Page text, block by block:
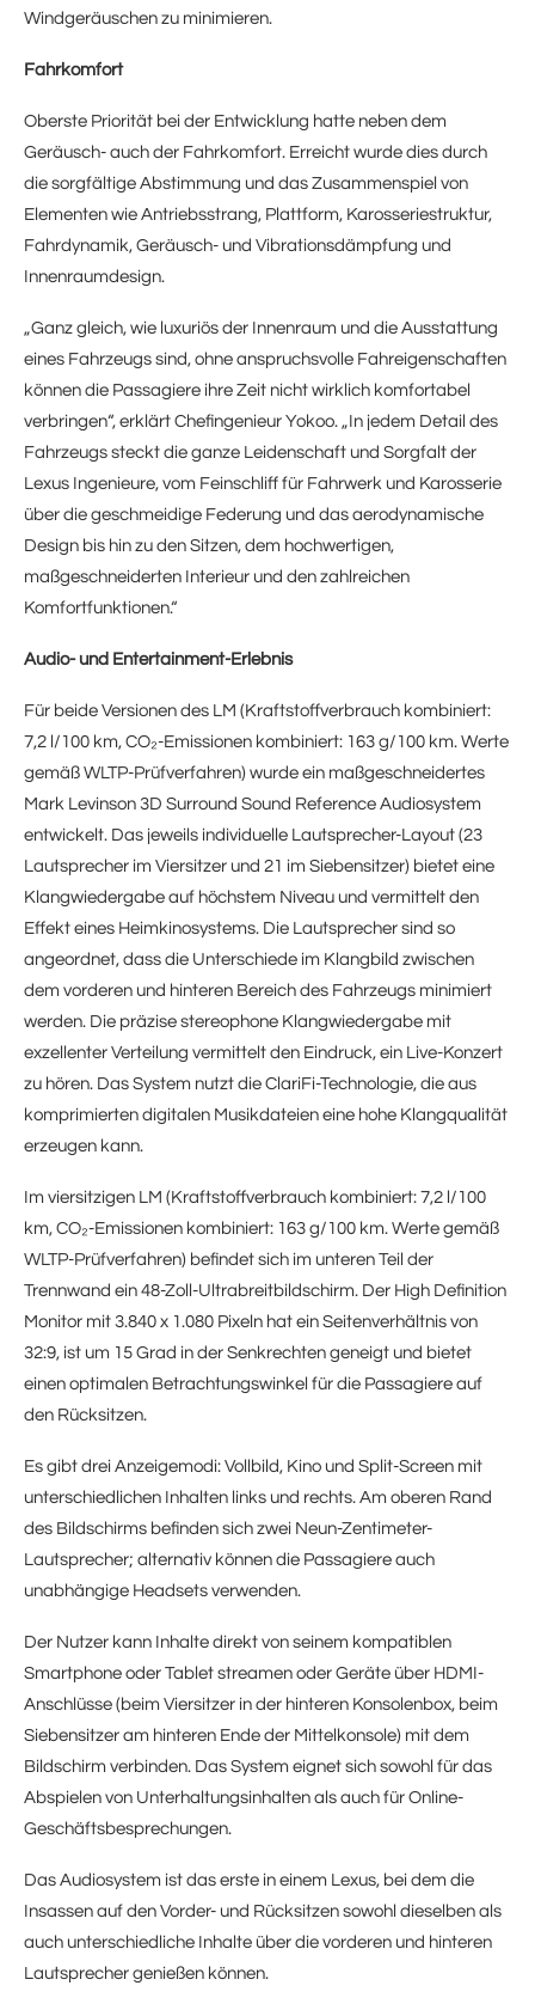
Windgeräuschen zu minimieren.
Fahrkomfort
Oberste Priorität bei der Entwicklung hatte neben dem
Geräusch- auch der Fahrkomfort. Erreicht wurde dies durch
die sorgfältige Abstimmung und das Zusammenspiel von
Elementen wie Antriebsstrang, Plattform, Karosseriestruktur,
Fahrdynamik, Geräusch- und Vibrationsdämpfung und
Innenraumdesign.
„Ganz gleich, wie luxuriös der Innenraum und die Ausstattung
eines Fahrzeugs sind, ohne anspruchsvolle Fahreigenschaften
können die Passagiere ihre Zeit nicht wirklich komfortabel
verbringen“, erklärt Chefingenieur Yokoo. „In jedem Detail des
Fahrzeugs steckt die ganze Leidenschaft und Sorgfalt der
Lexus Ingenieure, vom Feinschliff für Fahrwerk und Karosserie
über die geschmeidige Federung und das aerodynamische
Design bis hin zu den Sitzen, dem hochwertigen,
maßgeschneiderten Interieur und den zahlreichen
Komfortfunktionen.“
Audio- und Entertainment-Erlebnis
Für beide Versionen des LM (Kraftstoffverbrauch kombiniert:
7,2 l/100 km, CO₂-Emissionen kombiniert: 163 g/100 km. Werte
gemäß WLTP-Prüfverfahren) wurde ein maßgeschneidertes
Mark Levinson 3D Surround Sound Reference Audiosystem
entwickelt. Das jeweils individuelle Lautsprecher-Layout (23
Lautsprecher im Viersitzer und 21 im Siebensitzer) bietet eine
Klangwiedergabe auf höchstem Niveau und vermittelt den
Effekt eines Heimkinosystems. Die Lautsprecher sind so
angeordnet, dass die Unterschiede im Klangbild zwischen
dem vorderen und hinteren Bereich des Fahrzeugs minimiert
werden. Die präzise stereophone Klangwiedergabe mit
exzellenter Verteilung vermittelt den Eindruck, ein Live-Konzert
zu hören. Das System nutzt die ClariFi-Technologie, die aus
komprimierten digitalen Musikdateien eine hohe Klangqualität
erzeugen kann.
Im viersitzigen LM (Kraftstoffverbrauch kombiniert: 7,2 l/100
km, CO₂-Emissionen kombiniert: 163 g/100 km. Werte gemäß
WLTP-Prüfverfahren) befindet sich im unteren Teil der
Trennwand ein 48-Zoll-Ultrabreitbildschirm. Der High Definition
Monitor mit 3.840 x 1.080 Pixeln hat ein Seitenverhältnis von
32:9, ist um 15 Grad in der Senkrechten geneigt und bietet
einen optimalen Betrachtungswinkel für die Passagiere auf
den Rücksitzen.
Es gibt drei Anzeigemodi: Vollbild, Kino und Split-Screen mit
unterschiedlichen Inhalten links und rechts. Am oberen Rand
des Bildschirms befinden sich zwei Neun-Zentimeter-
Lautsprecher; alternativ können die Passagiere auch
unabhängige Headsets verwenden.
Der Nutzer kann Inhalte direkt von seinem kompatiblen
Smartphone oder Tablet streamen oder Geräte über HDMI-
Anschlüsse (beim Viersitzer in der hinteren Konsolenbox, beim
Siebensitzer am hinteren Ende der Mittelkonsole) mit dem
Bildschirm verbinden. Das System eignet sich sowohl für das
Abspielen von Unterhaltungsinhalten als auch für Online-
Geschäftsbesprechungen.
Das Audiosystem ist das erste in einem Lexus, bei dem die
Insassen auf den Vorder- und Rücksitzen sowohl dieselben als
auch unterschiedliche Inhalte über die vorderen und hinteren
Lautsprecher genießen können.